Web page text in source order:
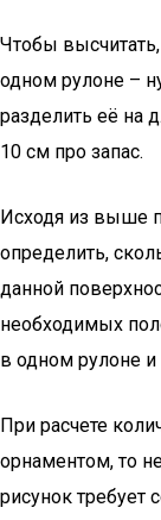
Чтобы
одном рулоне –
разделить её на
10 см про запас.
Исходя из выше
определить,
данной
необходимых
в одном рулоне и
При расчете
орнаментом, то
рисунок требует